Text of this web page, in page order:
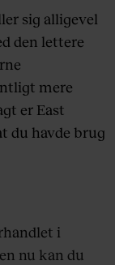
sig alligevel
den lettere
mere
er East
du havde brug
i
nu kan du